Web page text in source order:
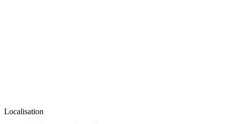
Localisation